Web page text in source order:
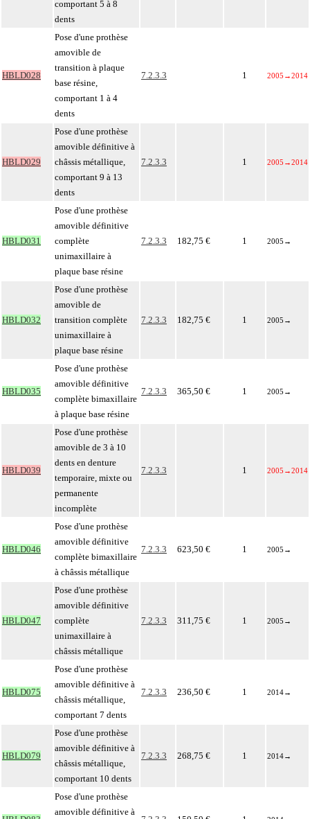
comportant 5 à 8
dents
HBLD028
Pose d'une prothèse
amovible de
transition à plaque
base résine,
comportant 1 à 4
dents
7.2.3.3 1 2005 →2014
HBLD029
Pose d'une prothèse
amovible définitive à
châssis métallique,
comportant 9 à 13
dents
7.2.3.3 1 2005 →2014
HBLD031
Pose d'une prothèse
amovible définitive
complète
unimaxillaire à
plaque base résine
7.2.3.3 182,75 € 1 2005 →
HBLD032
Pose d'une prothèse
amovible de
transition complète
unimaxillaire à
plaque base résine
7.2.3.3 182,75 € 1 2005 →
HBLD035
Pose d'une prothèse
amovible définitive
complète bimaxillaire
à plaque base résine
7.2.3.3 365,50 € 1 2005 →
HBLD039
Pose d'une prothèse
amovible de 3 à 10
dents en denture
temporaire, mixte ou
permanente
incomplète
7.2.3.3 1 2005 →2014
HBLD046
Pose d'une prothèse
amovible définitive
complète bimaxillaire
à châssis métallique
7.2.3.3 623,50 € 1 2005 →
HBLD047
Pose d'une prothèse
amovible définitive
complète
unimaxillaire à
châssis métallique
7.2.3.3 311,75 € 1 2005 →
HBLD075
Pose d'une prothèse
amovible définitive à
châssis métallique,
comportant 7 dents
7.2.3.3 236,50 € 1 2014→
HBLD079
Pose d'une prothèse
amovible définitive à
châssis métallique,
comportant 10 dents
7.2.3.3 268,75 € 1 2014→
Pose d'une prothèse
amovible définitive à